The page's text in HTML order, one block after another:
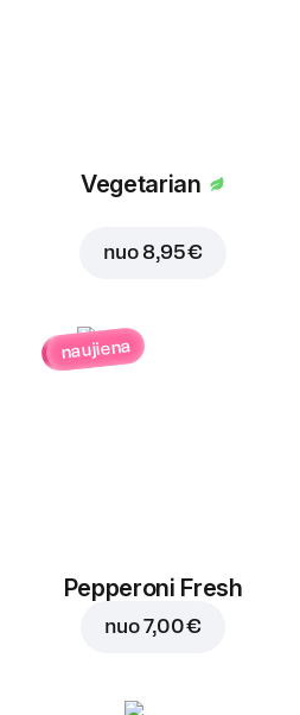
Vegetarian
nuo 8,95 €
naujiena
Pepperoni Fresh
nuo7,00 €